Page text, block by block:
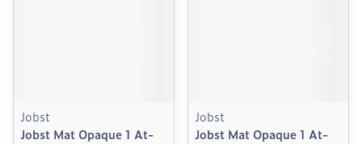
Jobst
Jobst Mat Opaque 1 At-
Jobst
Jobst Mat Opaque 1 At-